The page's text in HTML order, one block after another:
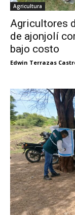
Agricultura
Agricultores
de ajonjolí
bajo costo
Edwin Terrazas